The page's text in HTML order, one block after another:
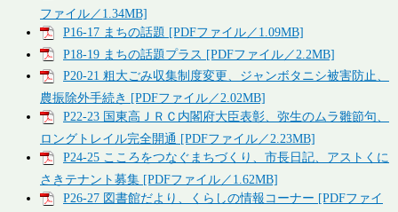
ファイル／1.34MB]
P16-17 まちの話題 [PDFファイル／1.09MB]
P18-19 まちの話題プラス [PDFファイル／2.2MB]
P20-21 粗大ごみ収集制度変更、ジャンボタニシ被害防止、
農振除外手続き [PDFファイル／2.02MB]
P22-23 国東高ＪＲＣ内閣府大臣表彰、弥生のムラ雛節句、
ロングトレイル完全開通 [PDFファイル／2.23MB]
P24-25 こころをつなぐまちづくり、市長日記、アストくに
さきテナント募集 [PDFファイル／1.62MB]
P26-27 図書館だより、くらしの情報コーナー [PDFファイ